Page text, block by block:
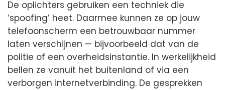
De oplichters gebruiken een techniek die
‘spoofing’ heet. Daarmee kunnen ze op jouw
telefoonscherm een betrouwbaar nummer
laten verschijnen — bijvoorbeeld dat van de
politie of een overheidsinstantie. In werkelijkheid
bellen ze vanuit het buitenland of via een
verborgen internetverbinding. De gesprekken